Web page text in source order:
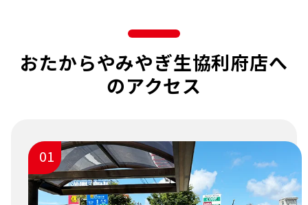
おたからやみやぎ生協利府店へ
のアクセス
01